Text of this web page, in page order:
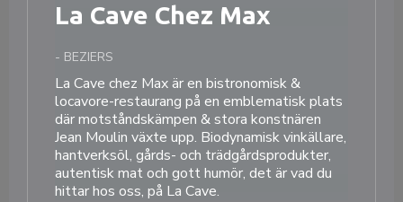
La Cave Chez Max
- BEZIERS
La Cave chez Max är en bistronomisk &
locavore-restaurang på en emblematisk plats
där motståndskämpen & stora konstnären
Jean Moulin växte upp. Biodynamisk vinkällare,
hantverksöl, gårds- och trädgårdsprodukter,
autentisk mat och gott humör, det är vad du
hittar hos oss, på La Cave.